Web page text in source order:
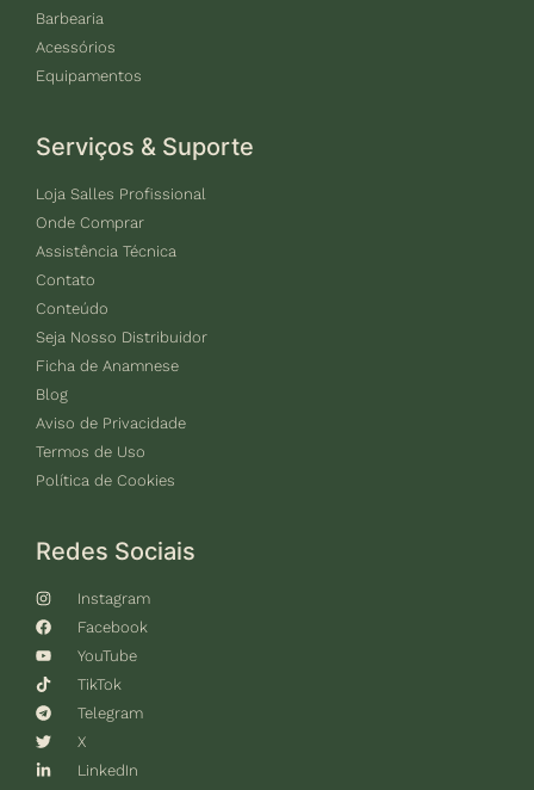
Barbearia
Acessórios
Equipamentos
Serviços & Suporte
Loja Salles Profissional
Onde Comprar
Assistência Técnica
Contato
Conteúdo
Seja Nosso Distribuidor
Ficha de Anamnese
Blog
Aviso de Privacidade
Termos de Uso
Política de Cookies
Redes Sociais
Instagram
Facebook
YouTube
TikTok
Telegram
X
LinkedIn